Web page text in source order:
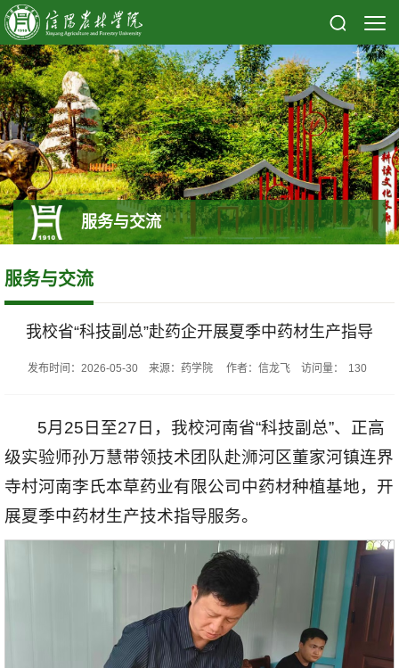
服务与交流
服务与交流
我校省“科技副总”赴药企开展夏季中药材生产指导
发布时间：2026-05-30 来源：药学院 作者：信龙飞 访问量： 130
5月25日至27日，我校河南省“科技副总”、正高
级实验师孙万慧带领技术团队赴浉河区董家河镇连界
寺村河南李氏本草药业有限公司中药材种植基地，开
展夏季中药材生产技术指导服务。